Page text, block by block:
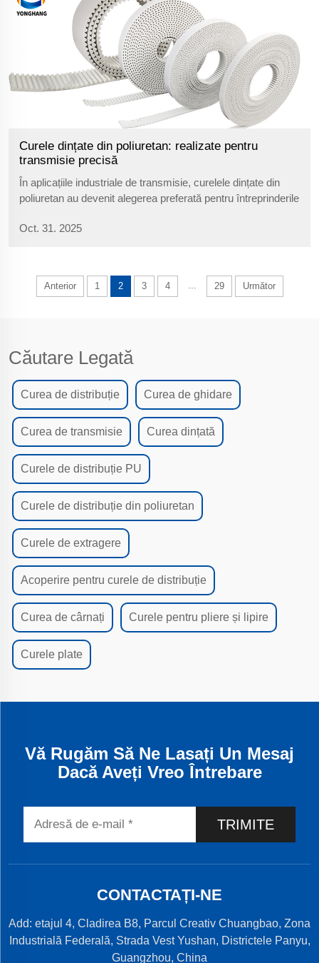
Curele dințate din poliuretan: realizate pentru
transmisie precisă
În aplicațiile industriale de transmisie, curelele dințate din
poliuretan au devenit alegerea preferată pentru întreprinderile
excelente. Realizate în principal din poliuretan...
Oct. 31. 2025
Anterior 1 2 3 4 ... 29 Următor
Căutare Legată
Curea de distribuție Curea de ghidare
Curea de transmisie Curea dințată
Curele de distribuție PU
Curele de distribuție din poliuretan
Curele de extragere
Acoperire pentru curele de distribuție
Curea de cârnați Curele pentru pliere și lipire
Curele plate
Vă Rugăm Să Ne Lasați Un Mesaj
Dacă Aveți Vreo Întrebare
TRIMITE
CONTACTAȚI-NE
Add: etajul 4, Cladirea B8, Parcul Creativ Chuangbao, Zona
Industrială Federală, Strada Vest Yushan, Districtele Panyu,
Guangzhou, China